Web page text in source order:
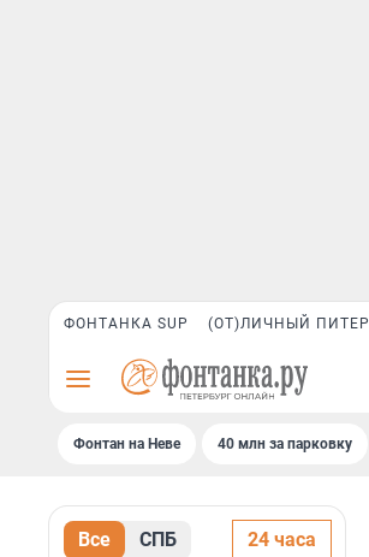
ФОНТАНКА SUP (ОТ)ЛИЧНЫЙ ПИТЕР
Фонтан на Неве 40 млн за парковку
Все СПБ 24 часа